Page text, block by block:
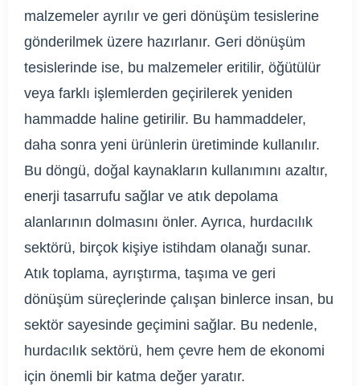
malzemeler ayrılır ve geri dönüşüm tesislerine
gönderilmek üzere hazırlanır. Geri dönüşüm
tesislerinde ise, bu malzemeler eritilir, öğütülür
veya farklı işlemlerden geçirilerek yeniden
hammadde haline getirilir. Bu hammaddeler,
daha sonra yeni ürünlerin üretiminde kullanılır.
Bu döngü, doğal kaynakların kullanımını azaltır,
enerji tasarrufu sağlar ve atık depolama
alanlarının dolmasını önler. Ayrıca, hurdacılık
sektörü, birçok kişiye istihdam olanağı sunar.
Atık toplama, ayrıştırma, taşıma ve geri
dönüşüm süreçlerinde çalışan binlerce insan, bu
sektör sayesinde geçimini sağlar. Bu nedenle,
hurdacılık sektörü, hem çevre hem de ekonomi
için önemli bir katma değer yaratır.